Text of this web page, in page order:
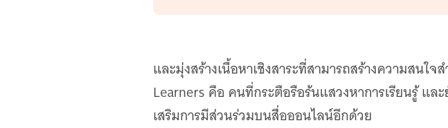
และมุ่งสร้างเนื้อหาเชิงสาระที่สามารถสร้างความสน
Learners คือ คนที่กระตือรือร้นแสวงหาการเรียนรู้ แล
เสริมการมีส่วนร่วมบนสื่อออนไลน์อีกด้วย